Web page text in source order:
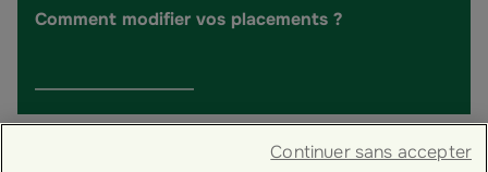
Comment modifier vos placements ?
Continuer sans accepter